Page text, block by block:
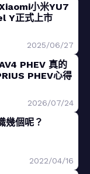
小米YU7
Y正式上市
2025/06/27
PHEV 真的
PHEV心得
2026/07/24
幾個呢？
2022/04/16